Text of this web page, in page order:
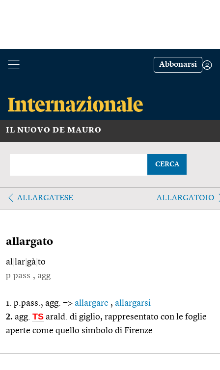
Abbonarsi
IL NUOVO DE MAURO
CERCA
ALLARGATESE ALLARGATOIO
allargato
al lar gà to
p.pass., agg.
1. p.pass., agg. => allargare , allargarsi
2. agg. TS arald. di giglio, rappresentato con le foglie
aperte come quello simbolo di Firenze